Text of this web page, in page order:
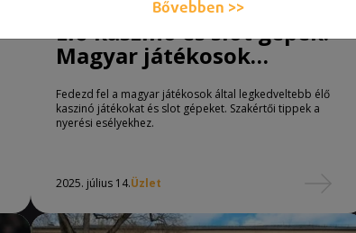
Élő kaszinó és slot gépek:
Magyar játékosok
kedvenc szerencsejátékai
Fedezd fel a magyar játékosok által legkedveltebb élő
kaszinó játékokat és slot gépeket. Szakértői tippek a
nyerési esélyekhez.
2025. július 14.Üzlet
Bővebben >>